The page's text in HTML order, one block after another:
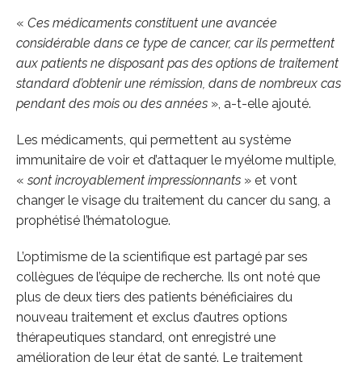
« Ces médicaments constituent une avancée
considérable dans ce type de cancer, car ils permettent
aux patients ne disposant pas des options de traitement
standard d’obtenir une rémission, dans de nombreux cas
pendant des mois ou des années », a-t-elle ajouté.
Les médicaments, qui permettent au système
immunitaire de voir et d’attaquer le myélome multiple,
« sont incroyablement impressionnants » et vont
changer le visage du traitement du cancer du sang, a
prophétisé l’hématologue.
L’optimisme de la scientifique est partagé par ses
collègues de l’équipe de recherche. Ils ont noté que
plus de deux tiers des patients bénéficiaires du
nouveau traitement et exclus d’autres options
thérapeutiques standard, ont enregistré une
amélioration de leur état de santé. Le traitement